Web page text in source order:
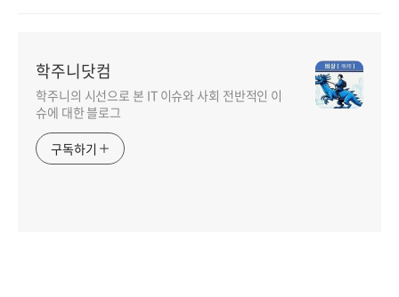
학주니닷컴
학주니의 시선으로 본 IT 이슈와 사회 전반적인 이
슈에 대한 블로그
구독하기